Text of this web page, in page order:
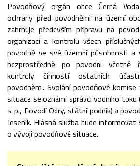
Povodňový orgán obce Černá
ochrany před povodněmi na území
zahrnuje především přípravu na
organizaci a kontrolu všech
povodně ve své územní působnosti a
bezprostředně po povodni včetně
kontroly činností ostatních
povodněmi. Svolání povodňové
situace se oznámí správci vodního toku
s. p., Povodí Odry, státní podnik) a
Jeseník. Hlásná služba bude
o vývoji povodňové situace.